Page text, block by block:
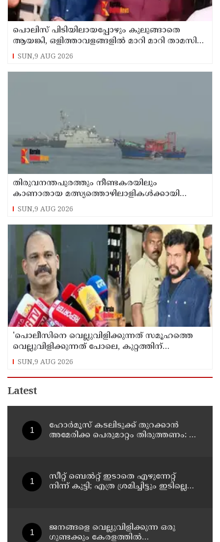
പൊലിസ് പിടിയിലായപ്പോഴും കുലുങ്ങാതെ
ആയങ്കി, ഒളിത്താവളങ്ങളില്‍ മാറി മാറി താമസിച്ച്
കണ്ണൂരിലെ ക്വട്ടേഷന്‍ നേതാവ്
SUN,9 AUG 2026
തിരുവനന്തപുരത്തും നീണ്ടകരയിലും
കാണാതായ മത്സ്യത്തൊഴിലാളികള്‍ക്കായി
തിരച്ചില്‍ പത്താം ദിവസത്തിലേക്ക്
SUN,9 AUG 2026
'പൊലീസിനെ വെല്ലുവിളിക്കുന്നത് സമൂഹത്തെ
വെല്ലുവിളിക്കുന്നത് പോലെ, കുറ്റത്തിന്
അനുസരിച്ച് ശിക്ഷ നല്‍കും':എഡിജിപി
SUN,9 AUG 2026
Latest
ഹോര്‍മൂസ് കടലിടുക്ക് തുറക്കാന്‍
അമേരിക്ക പെരുമാറ്റം തിരുത്തണം: 6
സീറ്റ് ബെല്‍റ്റ് ഇടാതെ എഴുന്നേറ്റ്
നിന്ന് കുട്ടി; എത്ര ശ്രമിച്ചിട്ടും ഇടില്ലെന്ന്
ജനങ്ങളെ വെല്ലുവിളിക്കുന്ന ഒരു
ഗുണ്ടക്കും കേരളത്തില്‍